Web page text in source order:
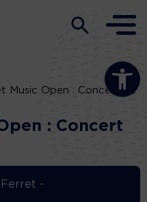
Ouvrir la
Music Open : Concert de
: Concert
Ferret -